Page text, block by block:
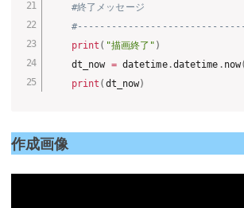
#終了メッセージ
print ( "描画終了" )
    dt_now
= datetime.datetime . now(
print ( dt_now)
作成画像